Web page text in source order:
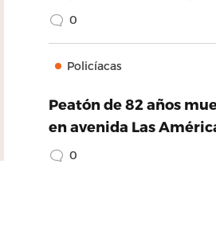
0
Policíacas
Peatón de 82 años
en avenida Las
0